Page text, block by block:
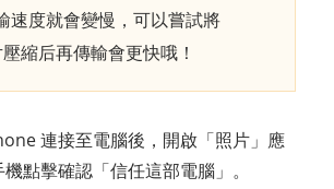
速度就會變慢，可以嘗試將
縮后再傳輸會更快哦！
連接至電腦後，開啟「照片」應
點擊確認「信任這部電腦」。